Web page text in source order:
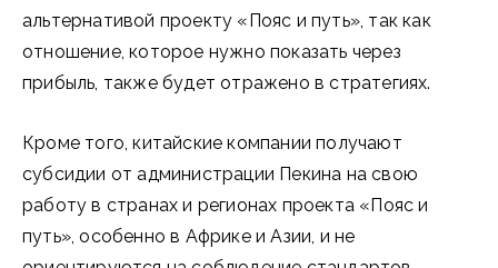
альтернативой проекту «Пояс и путь», так как
отношение, которое нужно показать через
прибыль, также будет отражено в стратегиях.
Кроме того, китайские компании получают
субсидии от администрации Пекина на свою
работу в странах и регионах проекта «Пояс и
путь», особенно в Африке и Азии, и не